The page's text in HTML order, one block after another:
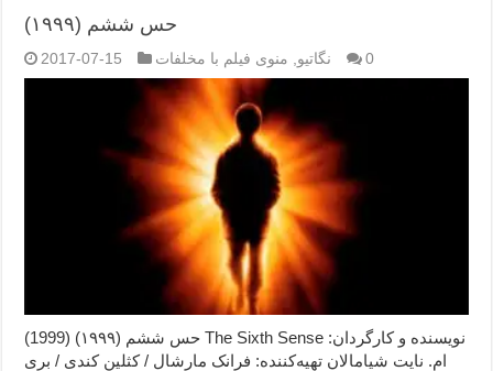
حس ششم (۱۹۹۹)
2017-07-15 نگاتیو منوی فیلم با مخلفات 0
حس ششم (۱۹۹۹) (1999) The Sixth Sense نویسنده و کارگردان:
ام. نایت شیامالان تهیه‌کننده: فرانک مارشال / کثلین کندی / بری